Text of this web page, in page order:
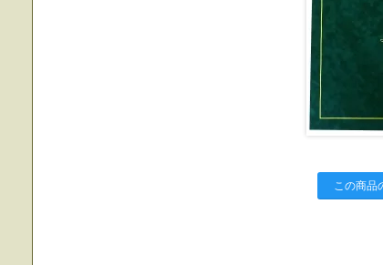
この商品